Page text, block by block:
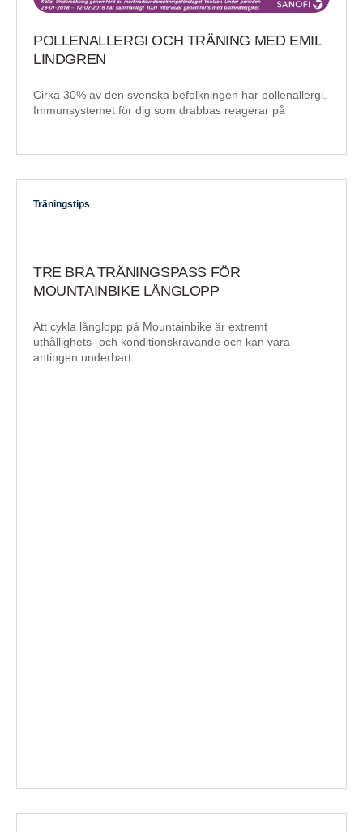
POLLENALLERGI OCH TRÄNING MED EMIL
LINDGREN
Cirka 30% av den svenska befolkningen har pollenallergi.
Immunsystemet för dig som drabbas reagerar på
Träningstips
TRE BRA TRÄNINGSPASS FÖR
MOUNTAINBIKE LÅNGLOPP
Att cykla långlopp på Mountainbike är extremt
uthållighets- och konditionskrävande och kan vara
antingen underbart